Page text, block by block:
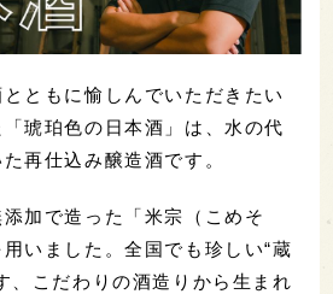
ともに愉しんでいただきたい
琥珀色の日本酒」は、水の代
再仕込み醸造酒です。
加で造った「米宗（こめそ
いました。全国でも珍しい“蔵
、こだわりの酒造りから生まれ